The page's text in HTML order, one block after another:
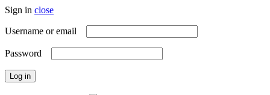
Sign in close
Username or email
Password
Log in